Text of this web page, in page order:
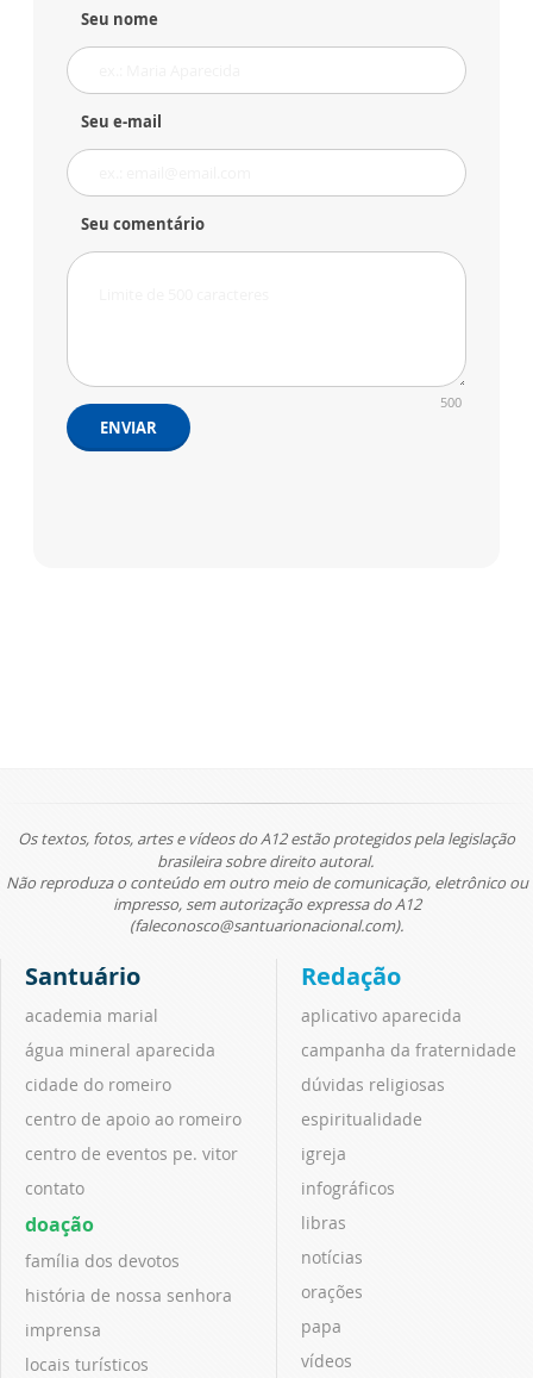
Seu nome
Seu e-mail
Seu comentário
500
ENVIAR
Os textos, fotos, artes e vídeos do A12 estão protegidos pela legislação
brasileira sobre direito autoral.
Não reproduza o conteúdo em outro meio de comunicação, eletrônico ou
impresso, sem autorização expressa do A12
(faleconosco@santuarionacional.com).
Santuário
academia marial
água mineral aparecida
cidade do romeiro
centro de apoio ao romeiro
centro de eventos pe. vitor
contato
doação
família dos devotos
história de nossa senhora
imprensa
locais turísticos
Redação
aplicativo aparecida
campanha da fraternidade
dúvidas religiosas
espiritualidade
igreja
infográficos
libras
notícias
orações
papa
vídeos